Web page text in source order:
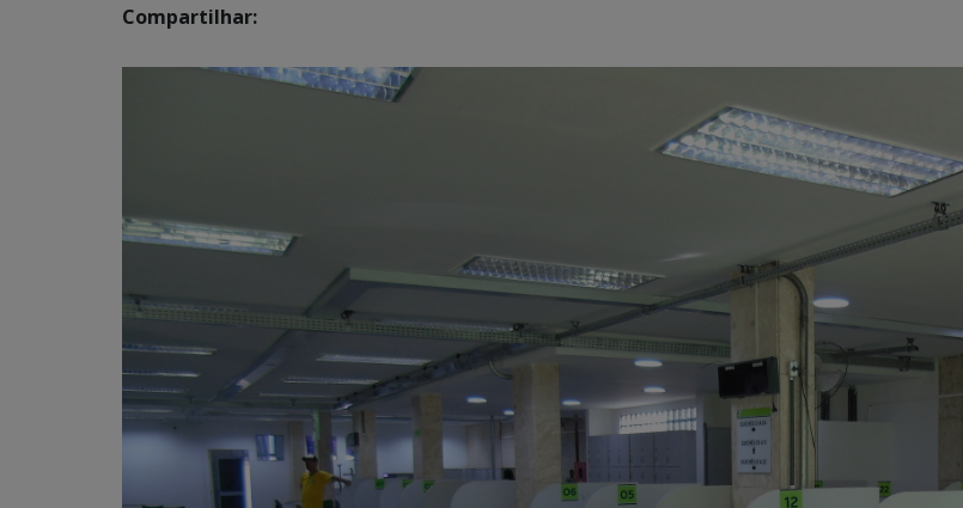
Compartilhar: